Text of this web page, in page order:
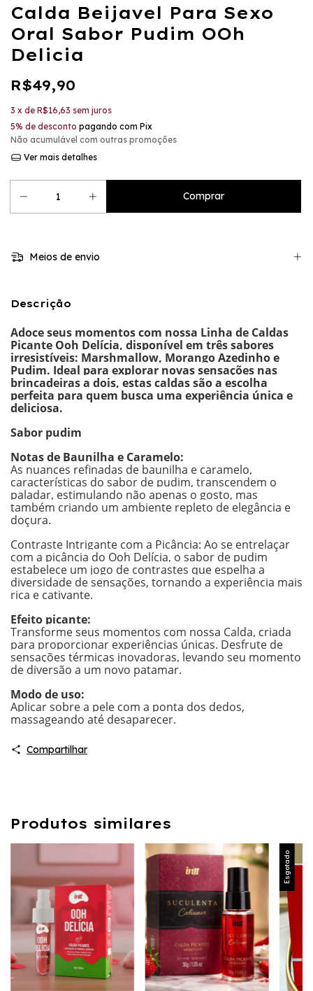
Calda Beijavel Para Sexo
Oral Sabor Pudim OOh
Delicia
R$49,90
3 x de R$16,63 sem juros
5% de desconto pagando com Pix
Não acumulável com outras promoções
Ver mais detalhes
Meios de envio
Descrição
Adoce seus momentos com nossa Linha de Caldas
Picante Ooh Delícia, disponível em três sabores
irresistíveis: Marshmallow, Morango Azedinho e
Pudim. Ideal para explorar novas sensações nas
brincadeiras a dois, estas caldas são a escolha
perfeita para quem busca uma experiência única e
deliciosa.
Sabor pudim
Notas de Baunilha e Caramelo:
As nuances refinadas de baunilha e caramelo,
características do sabor de pudim, transcendem o
paladar, estimulando não apenas o gosto, mas
também criando um ambiente repleto de elegância e
doçura.
Contraste Intrigante com a Picância: Ao se entrelaçar
com a picância do Ooh Delícia, o sabor de pudim
estabelece um jogo de contrastes que espelha a
diversidade de sensações, tornando a experiência mais
rica e cativante.
Efeito picante:
Transforme seus momentos com nossa Calda, criada
para proporcionar experiências únicas. Desfrute de
sensações térmicas inovadoras, levando seu momento
de diversão a um novo patamar.
Modo de uso:
Aplicar sobre a pele com a ponta dos dedos,
massageando até desaparecer.
Compartilhar
Produtos similares
Esgotado